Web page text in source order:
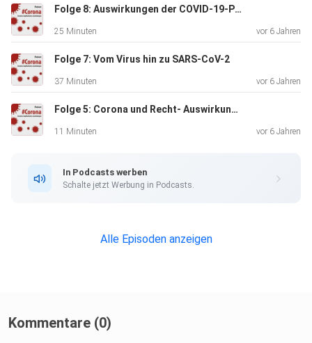
ökomimischer Sicht und
eine Einschätzung zu der zukünftigen Positionierung im
Wirtschaftsraum. Jetzt die digitale Vorlesung „Die
ökonomischen
und on
demand ansehen (Preis: 29,- € inkl. Mehrwertsteuer).
www.medhochzwei-online-akademie.de
Folge 8: Auswirkungen der COVID-19-Pandemie auf Konjunktur und Wachstum
25 Minuten vor 6 Jahren
Folge 7: Vom Virus hin zu SARS-CoV-2
37 Minuten vor 6 Jahren
Folge 5: Corona und Recht- Auswirkungen auf das Gesundheitswesen
11 Minuten vor 6 Jahren
In Podcasts werben
Schalte jetzt Werbung in Podcasts.
Alle Episoden anzeigen
Kommentare (0)